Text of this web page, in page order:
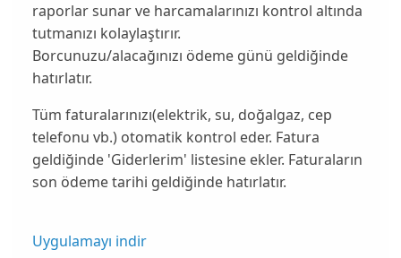
raporlar sunar ve harcamalarınızı kontrol altında
tutmanızı kolaylaştırır.
Borcunuzu/alacağınızı ödeme günü geldiğinde
hatırlatır.
Tüm faturalarınızı(elektrik, su, doğalgaz, cep
telefonu vb.) otomatik kontrol eder. Fatura
geldiğinde 'Giderlerim' listesine ekler. Faturaların
son ödeme tarihi geldiğinde hatırlatır.
Uygulamayı indir